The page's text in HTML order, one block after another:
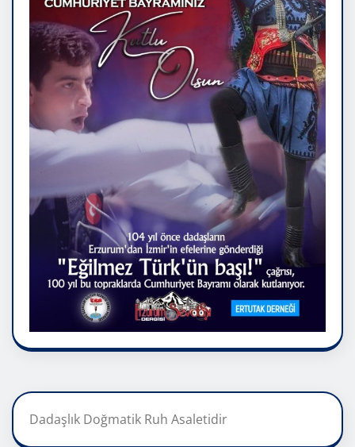
Dadaşlık Doğmatik Ruh Asaletidir